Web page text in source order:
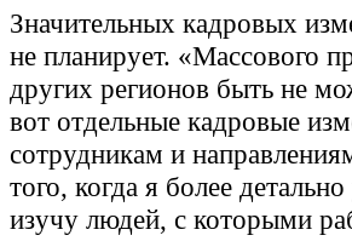
Значительных кадровых
не планирует. «Массового
других регионов быть не
вот отдельные кадровые
сотрудникам и
того, когда я более
изучу людей, с которыми